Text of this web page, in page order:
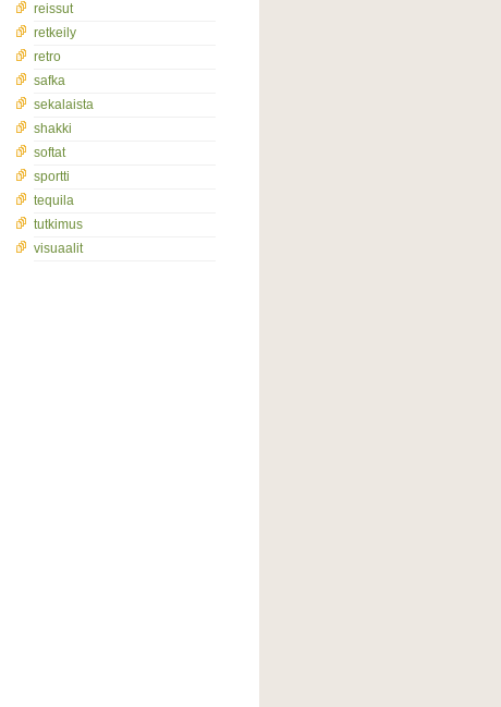
reissut
retkeily
retro
safka
sekalaista
shakki
softat
sportti
tequila
tutkimus
visuaalit